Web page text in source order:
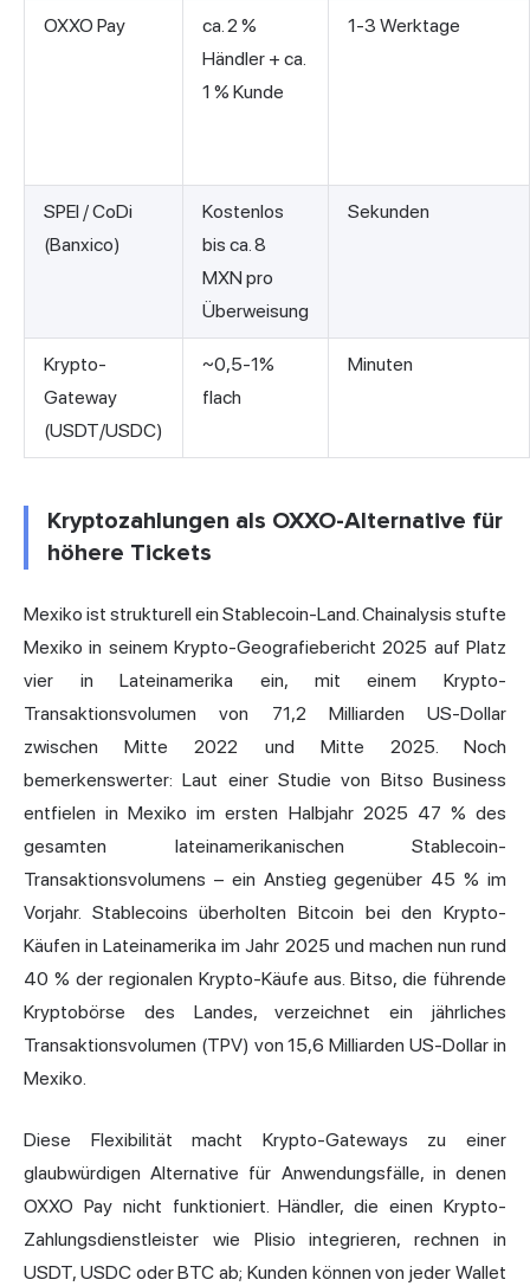
OXXO Pay
ca. 2 %
Händler + ca.
1 % Kunde
1-3 Werktage
SPEI / CoDi
(Banxico)
Kostenlos
bis ca. 8
MXN pro
Überweisung
Sekunden
Krypto-
Gateway
(USDT/USDC)
~0,5-1%
flach
Minuten
Kryptozahlungen als OXXO-Alternative für
höhere Tickets
Mexiko ist strukturell ein Stablecoin-Land. Chainalysis stufte
Mexiko in seinem Krypto-Geografiebericht 2025 auf Platz
vier in Lateinamerika ein, mit einem Krypto-
Transaktionsvolumen von 71,2 Milliarden US-Dollar
zwischen Mitte 2022 und Mitte 2025. Noch
bemerkenswerter: Laut einer Studie von Bitso Business
entfielen in Mexiko im ersten Halbjahr 2025 47 % des
gesamten lateinamerikanischen Stablecoin-
Transaktionsvolumens – ein Anstieg gegenüber 45 % im
Vorjahr. Stablecoins überholten Bitcoin bei den Krypto-
Käufen in Lateinamerika im Jahr 2025 und machen nun rund
40 % der regionalen Krypto-Käufe aus. Bitso, die führende
Kryptobörse des Landes, verzeichnet ein jährliches
Transaktionsvolumen (TPV) von 15,6 Milliarden US-Dollar in
Mexiko.
Diese Flexibilität macht Krypto-Gateways zu einer
glaubwürdigen Alternative für Anwendungsfälle, in denen
OXXO Pay nicht funktioniert. Händler, die einen Krypto-
Zahlungsdienstleister wie Plisio integrieren, rechnen in
USDT, USDC oder BTC ab; Kunden können von jeder Wallet